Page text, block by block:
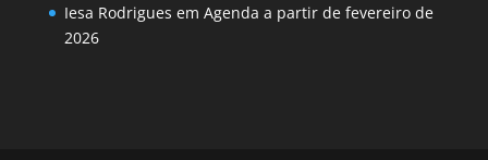
Iesa Rodrigues em Agenda a partir de fevereiro de
2026